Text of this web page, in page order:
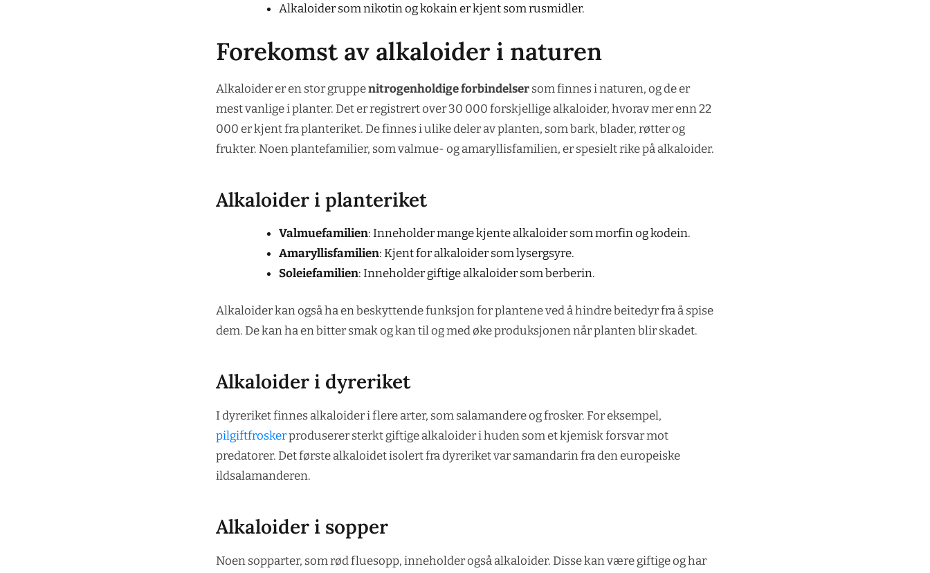
Alkaloider som nikotin og kokain er kjent som rusmidler.
Forekomst av alkaloider i naturen
Alkaloider er en stor gruppenitrogenholdige forbindelser som finnes i naturen, og de er
mest vanlige i planter. Det er registrert over 30 000 forskjellige alkaloider, hvorav mer enn 22
000 er kjent fra planteriket. De finnes i ulike deler av planten, som bark, blader, røtter og
frukter. Noen plantefamilier, som valmue- og amaryllisfamilien, er spesielt rike på alkaloider.
Alkaloider i planteriket
Valmuefamilien: Inneholder mange kjente alkaloider som morfin og kodein.
Amaryllisfamilien: Kjent for alkaloider som lysergsyre.
Soleiefamilien: Inneholder giftige alkaloider som berberin.
Alkaloider kan også ha en beskyttende funksjon for plantene ved å hindre beitedyr fra å spise
dem. De kan ha en bitter smak og kan til og med øke produksjonen når planten blir skadet.
Alkaloider i dyreriket
I dyreriket finnes alkaloider i flere arter, som salamandere og frosker. For eksempel,
pilgiftfroskerproduserer sterkt giftige alkaloider i huden som et kjemisk forsvar mot
predatorer. Det første alkaloidet isolert fra dyreriket var samandarin fra den europeiske
ildsalamanderen.
Alkaloider i sopper
Noen sopparter, som rød fluesopp, inneholder også alkaloider. Disse kan være giftige og har